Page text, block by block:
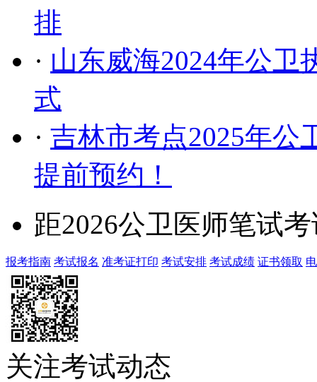
排
· 山东威海2024年公卫
式
· 吉林市考点2025年公
提前预约！
距2026公卫医师笔试
报考指南 考试报名 准考证打印 考试安排 考试成绩 证书领取
关注考试动态